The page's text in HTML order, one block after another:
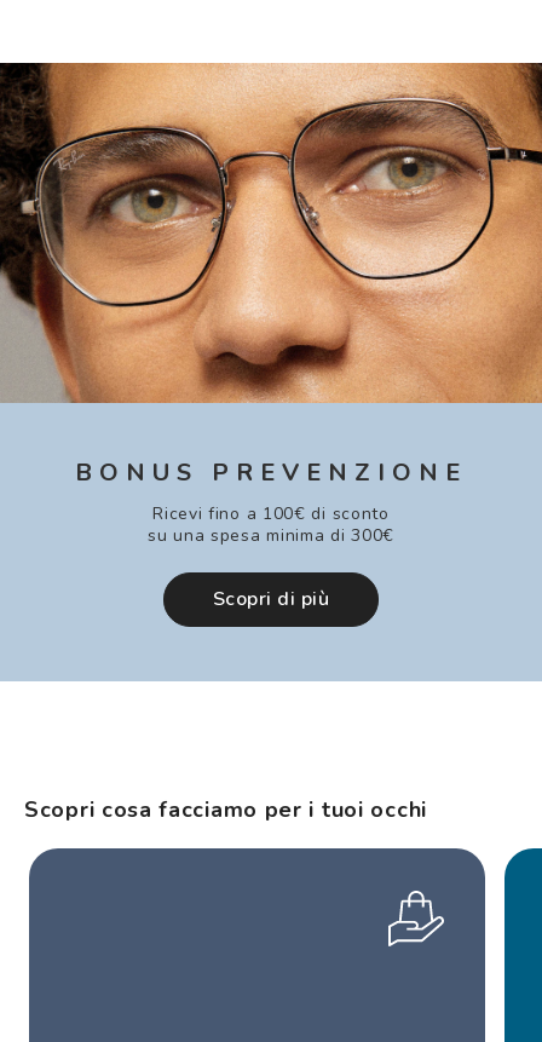
BONUS PREVENZIONE
Ricevi fino a 100€ di sconto
su una spesa minima di 300€
Scopri di più
Scopri cosa facciamo per i tuoi occhi